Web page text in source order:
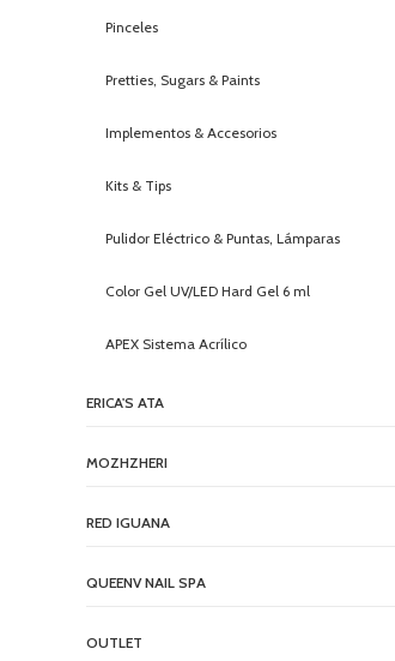
Pinceles
Pretties, Sugars & Paints
Implementos & Accesorios
Kits & Tips
Pulidor Eléctrico & Puntas, Lámparas
Color Gel UV/LED Hard Gel 6 ml
APEX Sistema Acrílico
ERICA'S ATA
MOZHZHERI
RED IGUANA
QUEENV NAIL SPA
OUTLET